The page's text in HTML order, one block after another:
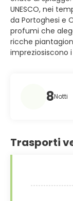
UNESCO, nei
da Portoghesi e
profumi che
ricche
impreziosiscono
8Notti
Trasporti